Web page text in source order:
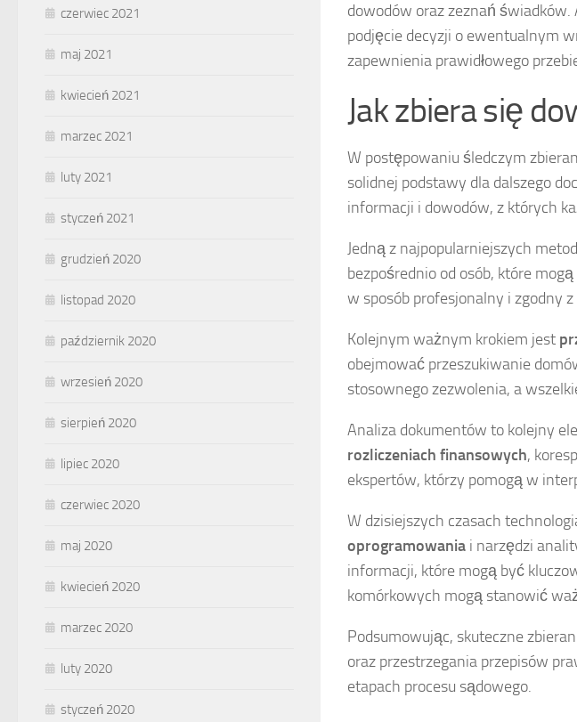
dowodów oraz zeznań
podjęcie decyzji o ewentualnym
zapewnienia prawidłowego
Jak zbiera się
W postępowaniu śledczym
solidnej podstawy dla dalszego
informacji i dowodów, z których
Jedną z najpopularniejszych
bezpośrednio od osób, które
w sposób profesjonalny i zgodny
Kolejnym ważnym krokiem jest
obejmować przeszukiwanie
stosownego zezwolenia, a
Analiza dokumentów to kolejny
rozliczeniach finansowych,
ekspertów, którzy pomogą w
W dzisiejszych czasach
oprogramowania i narzędzi
informacji, które mogą być
komórkowych mogą stanowić
Podsumowując, skuteczne
oraz przestrzegania przepisów
etapach procesu sądowego.
czerwiec 2021
maj 2021
kwiecień 2021
marzec 2021
luty 2021
styczeń 2021
grudzień 2020
listopad 2020
październik 2020
wrzesień 2020
sierpień 2020
lipiec 2020
czerwiec 2020
maj 2020
kwiecień 2020
marzec 2020
luty 2020
styczeń 2020